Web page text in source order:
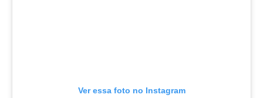
Ver essa foto no Instagram